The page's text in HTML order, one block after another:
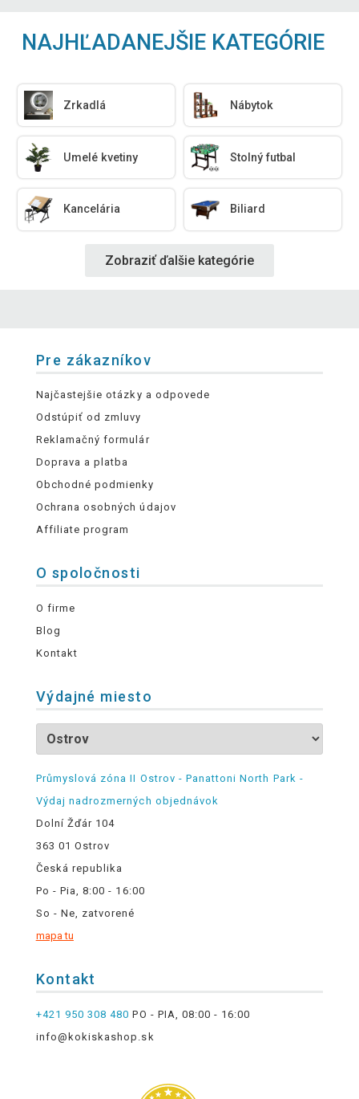
NAJHĽADANEJŠIE KATEGÓRIE
Zrkadlá Nábytok
Umelé kvetiny Stolný futbal
Kancelária Biliard
Zobraziť ďalšie kategórie
Pre zákazníkov
Najčastejšie otázky a odpovede
Odstúpiť od zmluvy
Reklamačný formulár
Doprava a platba
Obchodné podmienky
Ochrana osobných údajov
Affiliate program
O spoločnosti
O firme
Blog
Kontakt
Výdajné miesto
Průmyslová zóna II Ostrov - Panattoni North Park -
Výdaj nadrozmerných objednávok
Dolní Žďár 104
363 01 Ostrov
Česká republika
Po - Pia, 8:00 - 16:00
So - Ne, zatvorené
mapa tu
Kontakt
+421 950 308 480 PO - PIA, 08:00 - 16:00
info@kokiskashop.sk